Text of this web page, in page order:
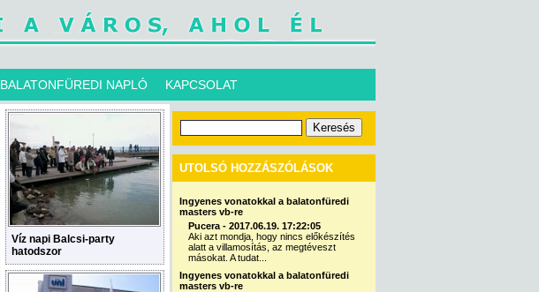
BALATONFÜREDI NAPLÓ KAPCSOLAT
Víz napi Balcsi-party
hatodszor
UTOLSÓ HOZZÁSZÓLÁSOK
Ingyenes vonatokkal a balatonfüredi
masters vb-re
Pucera - 2017.06.19. 17:22:05
Aki azt mondja, hogy nincs előkészítés
alatt a villamosítás, az megtéveszt
másokat. A tudat...
Ingyenes vonatokkal a balatonfüredi
masters vb-re